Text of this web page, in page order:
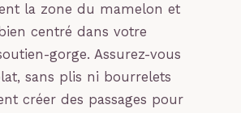
la zone du mamelon et
centré dans votre
gorge. Assurez-vous
sans plis ni bourrelets
créer des passages pour